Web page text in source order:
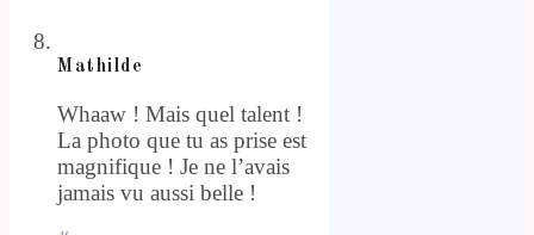
Mathilde
Whaaw ! Mais quel talent !
La photo que tu as prise est
magnifique ! Je ne l’avais
jamais vu aussi belle !